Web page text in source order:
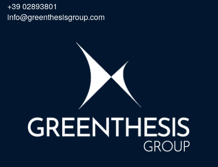
+39 02893801
info@greenthesisgroup.com